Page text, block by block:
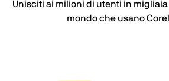
Unisciti ai milioni di utenti in migliaia
mondo che usano